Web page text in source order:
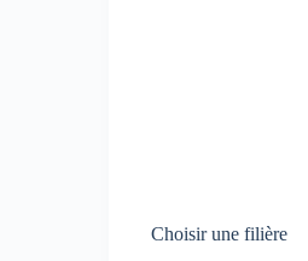
Choisir une filière